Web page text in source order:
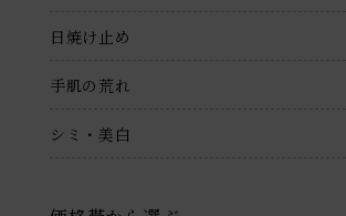
日焼け止め
手肌の荒れ
シミ・美白